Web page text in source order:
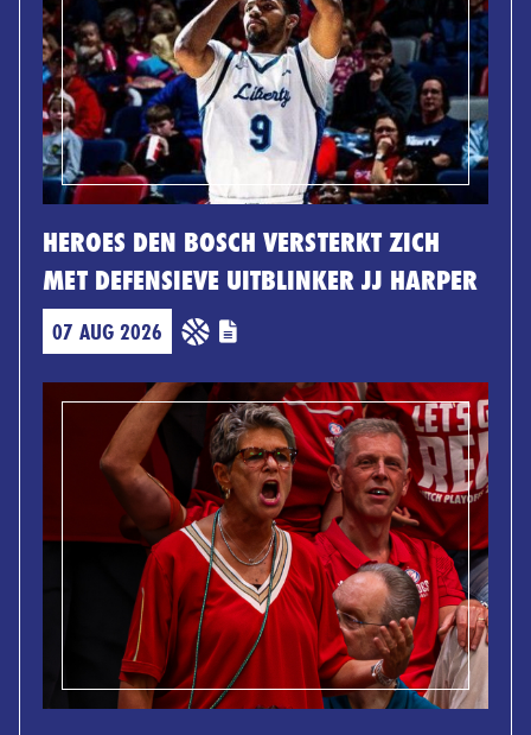
HEROES DEN BOSCH VERSTERKT ZICH
MET DEFENSIEVE UITBLINKER JJ HARPER
07 AUG 2026